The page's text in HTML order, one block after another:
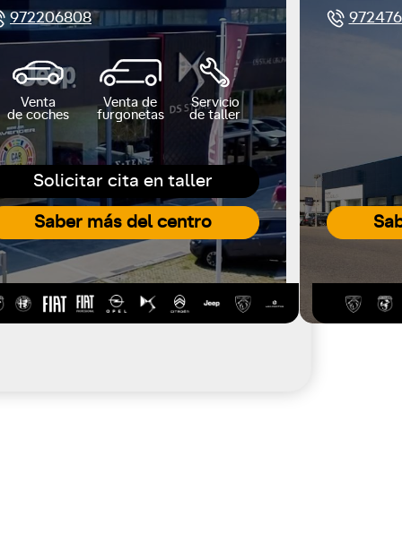
Solicitar cita en taller
Saber más del centro
972206808
Venta
de coches
Venta de
furgonetas
Servicio
de taller